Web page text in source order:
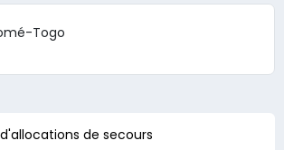
Togo
de secours